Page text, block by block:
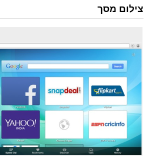
הרחבה
זו
הצדי.
צילום מסך